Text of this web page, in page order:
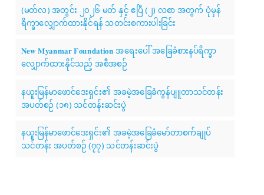
(မတ်လ) အတွင်း ၂၀၂၆ မတ် နှင့် ဧပြီ (၂) လစာ အတွက် ပုံမှန်
ရိက္ခာလျှောက်ထားနိုင်ရန် သတင်းစကားပါးခြင်း
𝐍𝐞𝐰 𝐌𝐲𝐚𝐧𝐦𝐚𝐫 𝐅𝐨𝐮𝐧𝐝𝐚𝐭𝐢𝐨𝐧 အရေးပေါ် အခြေခံစားနပ်ရိက္ခာ
လျှောက်ထားနိုင်သည့် အစီအစဉ်
နယူးမြန်မာဖောင်ဒေးရှင်း၏ အခမဲ့အခြေခံကွန်ပျူတာသင်တန်း
အပတ်စဉ် (၁၈) သင်တန်းဆင်းပွဲ
နယူးမြန်မာဖောင်ဒေးရှင်း၏ အခမဲ့အခြေခံမော်တာစက်ချုပ်
သင်တန်း အပတ်စဉ် (၇၇) သင်တန်းဆင်းပွဲ